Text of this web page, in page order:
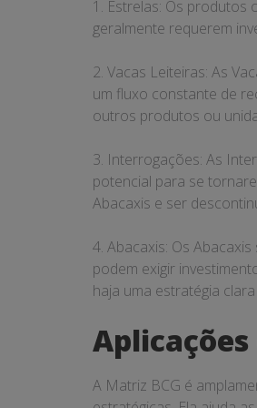
1. Estrelas: Os produtos
geralmente requerem
2. Vacas Leiteiras: As
um fluxo constante de
outros produtos ou
3. Interrogações: As
potencial para se
Abacaxis e ser
4. Abacaxis: Os
podem exigir
haja uma estratégia
Aplicações
A Matriz BCG é